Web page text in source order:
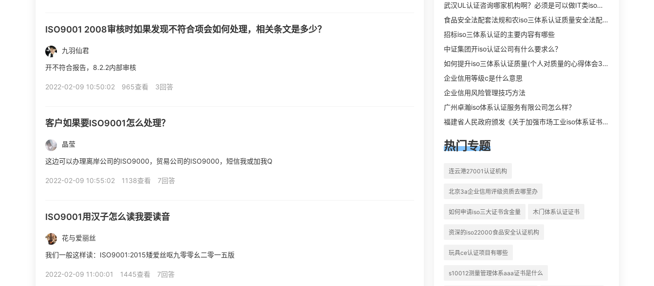
ISO9001 2008审核时如果发现不符合项会如何处理，相关条文是多少？
九羽仙君
开不符合报告，8.2.2内部审核
2022-02-09 10:50:02 965查看 3回答
客户如果要ISO9001怎么处理？
晶莹
这边可以办理离岸公司的ISO9000，贸易公司的ISO9000，短信我或加我Q
2022-02-09 10:55:02 1138查看 7回答
ISO9001用汉子怎么读我要读音
花与爱丽丝
我们一般这样读：ISO9001:2015矮爱丝呕九零零幺二零一五版
2022-02-09 11:00:01 1445查看 7回答
武汉UL认证咨询哪家机构啊？必须是可以做IT类iso三体系认证UL认证的机构？
食品安全法配套法规和农iso三体系认证质量安全法配套法规分别是什么？
招标iso三体系认证的主要内容有哪些
中证集团开iso认证公司有什么要求么？
如何提升iso三体系认证质量(个人对质量的心得体会300字)
企业信用等级c是什么意思
企业信用风险管理技巧方法
广州卓瀚iso体系认证服务有限公司怎么样？
福建省人民政府颁发《关于加强市场工业iso体系证书质量监督检验与管理的暂行规定》的通知
热门专题
连云港27001认证机构
北京3a企业信用评级资质去哪里办
如何申请iso三大证书含金量 木门体系认证证书
资深的iso22000食品安全认证机构
玩具ce认证项目有哪些
s10012测量管理体系aaa证书是什么